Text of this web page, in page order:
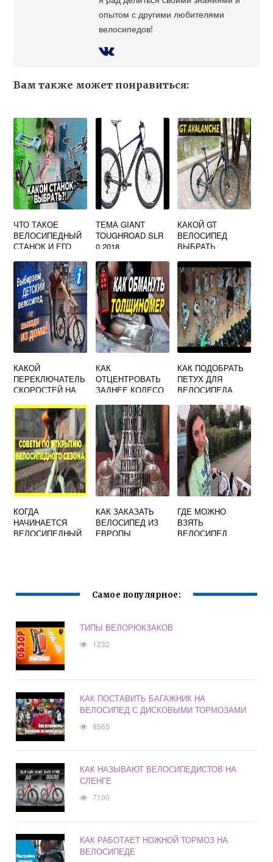
опытом с другими любителями
велосипедов!
Вам также может понравиться:
ЧТО ТАКОЕ
ВЕЛОСИПЕДНЫЙ
СТАНОК И ЕГО
ТЕМА GIANT
TOUGHROAD SLR
0 2018
КАКОЙ GT
ВЕЛОСИПЕД
ВЫБРАТЬ
КАКОЙ
ПЕРЕКЛЮЧАТЕЛЬ
СКОРОСТЕЙ НА
ЛУЧШЕ ДЛЯ
РЕБЕНКА
КАК
ОТЦЕНТРОВАТЬ
ЗАДНЕЕ КОЛЕСО
КАК ПОДОБРАТЬ
ПЕТУХ ДЛЯ
ВЕЛОСИПЕДА
КОГДА
НАЧИНАЕТСЯ
ВЕЛОСИПЕДНЫЙ
КАК ЗАКАЗАТЬ
ВЕЛОСИПЕД ИЗ
ЕВРОПЫ
ГДЕ МОЖНО
ВЗЯТЬ
ВЕЛОСИПЕД
Самое популярное:
ТИПЫ ВЕЛОРЮКЗАКОВ
1232
КАК ПОСТАВИТЬ БАГАЖНИК НА
ВЕЛОСИПЕД С ДИСКОВЫМИ ТОРМОЗАМИ
9565
КАК НАЗЫВАЮТ ВЕЛОСИПЕДИСТОВ НА
СЛЕНГЕ
7100
КАК РАБОТАЕТ НОЖНОЙ ТОРМОЗ НА
ВЕЛОСИПЕДЕ